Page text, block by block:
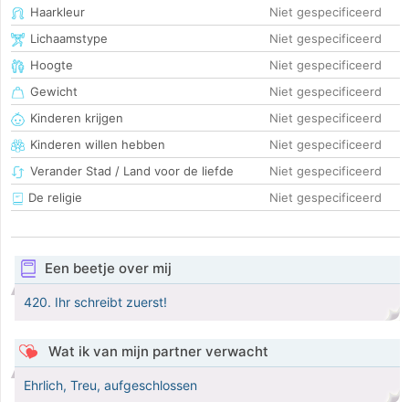
Haarkleur
Niet gespecificeerd
Lichaamstype
Niet gespecificeerd
Hoogte
Niet gespecificeerd
Gewicht
Niet gespecificeerd
Kinderen krijgen
Niet gespecificeerd
Kinderen willen hebben
Niet gespecificeerd
Verander Stad / Land voor de liefde
Niet gespecificeerd
De religie
Niet gespecificeerd
Een beetje over mij
420. Ihr schreibt zuerst!
Wat ik van mijn partner verwacht
Ehrlich, Treu, aufgeschlossen